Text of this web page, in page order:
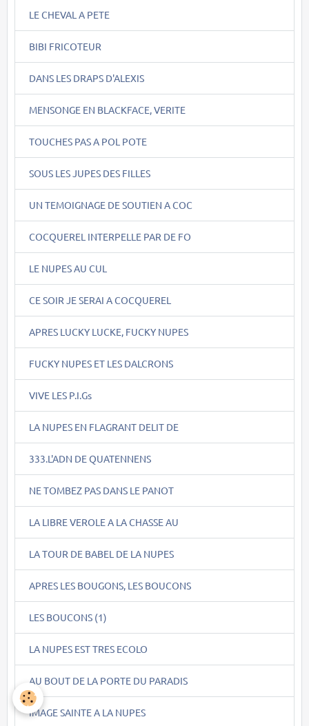
LE CHEVAL A PETE
BIBI FRICOTEUR
DANS LES DRAPS D'ALEXIS
MENSONGE EN BLACKFACE, VERITE
TOUCHES PAS A POL POTE
SOUS LES JUPES DES FILLES
UN TEMOIGNAGE DE SOUTIEN A COC
COCQUEREL INTERPELLE PAR DE FO
LE NUPES AU CUL
CE SOIR JE SERAI A COCQUEREL
APRES LUCKY LUCKE, FUCKY NUPES
FUCKY NUPES ET LES DALCRONS
VIVE LES P.I.Gs
LA NUPES EN FLAGRANT DELIT DE
333.L'ADN DE QUATENNENS
NE TOMBEZ PAS DANS LE PANOT
LA LIBRE VEROLE A LA CHASSE AU
LA TOUR DE BABEL DE LA NUPES
APRES LES BOUGONS, LES BOUCONS
LES BOUCONS (1)
LA NUPES EST TRES ECOLO
AU BOUT DE LA PORTE DU PARADIS
IMAGE SAINTE A LA NUPES